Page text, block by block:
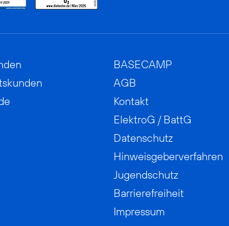
BASECAMP
AGB
Kontakt
ElektroG / BattG
Datenschutz
Hinweisgeberverfahren
Jugendschutz
Barrierefreiheit
Impressum